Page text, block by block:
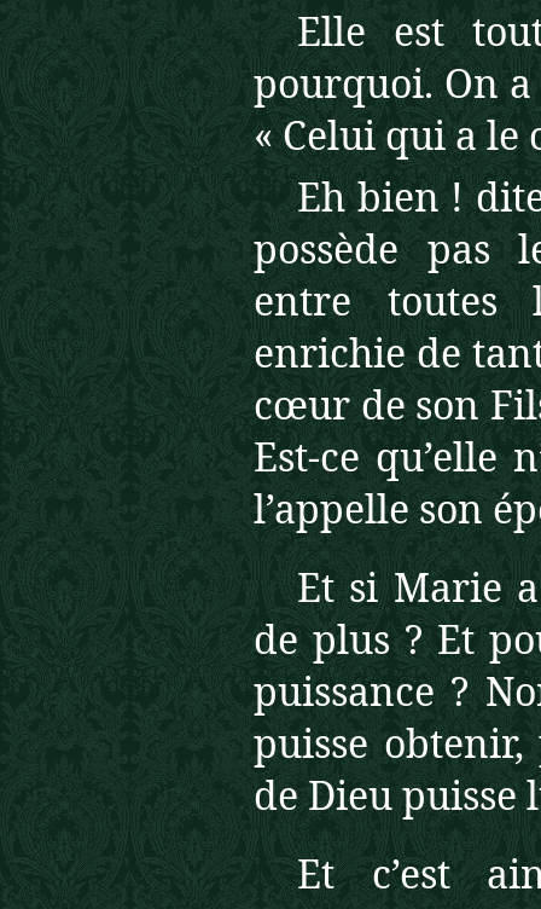
Elle est
pourquoi. On
« Celui qui a le
Eh bien !
possède
entre toutes
enrichie de tant
cœur de son
Est-ce qu’elle
l’appelle son
Et si Marie
de plus ? Et
puissance ?
puisse
de Dieu puisse
Et c’est